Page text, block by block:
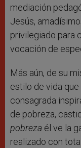
mediación
Jesús,
privilegiado para
vocación de
Más aún, de su
estilo de vida
consagrada
de pobreza,
pobreza él ve la
realizado con